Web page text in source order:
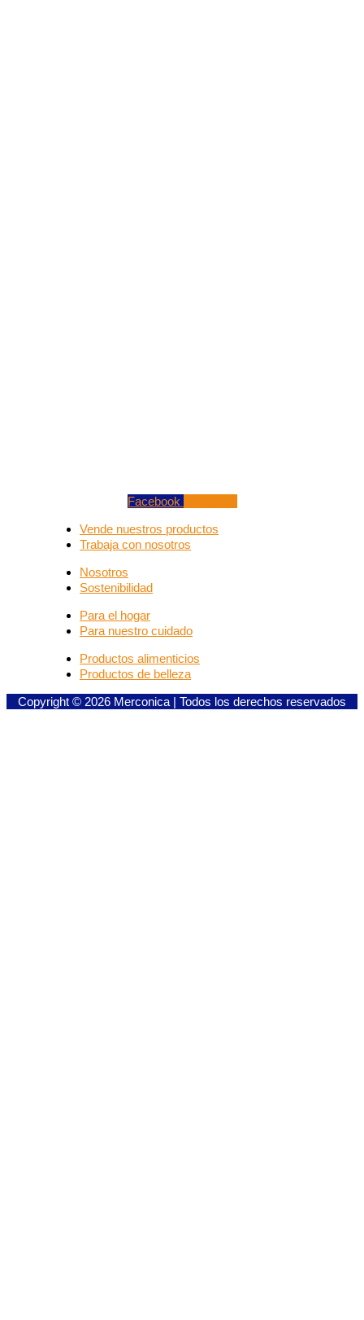
Facebook
Vende nuestros productos
Trabaja con nosotros
Nosotros
Sostenibilidad
Para el hogar
Para nuestro cuidado
Productos alimenticios
Productos de belleza
Copyright © 2026 Merconica | Todos los derechos reservados